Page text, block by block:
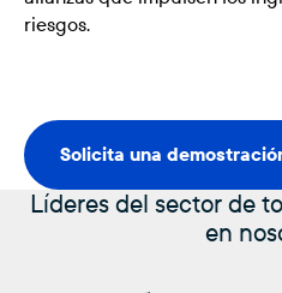
riesgos.
Solicita una
Solicita una
Líderes del sector de
en